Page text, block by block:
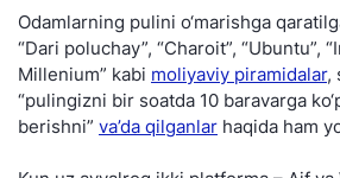
Odamlarning pulini o‘marishga
“Dari poluchay”, “Charoit”, “Ubuntu”,
Millenium” kabi moliyaviy piramidalar,
“pulingizni bir soatda 10 baravarga
berishni” va’da qilganlar haqida ham